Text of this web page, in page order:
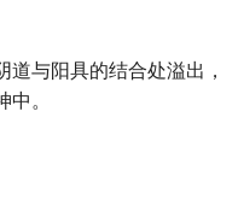
与阳具的结合处溢出，
。